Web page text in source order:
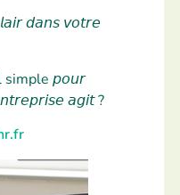
𝘥𝘢𝘯𝘴 𝘷𝘰𝘵𝘳𝘦
simple 𝘱𝘰𝘶𝘳
𝘢𝘨𝘪𝘵 ?